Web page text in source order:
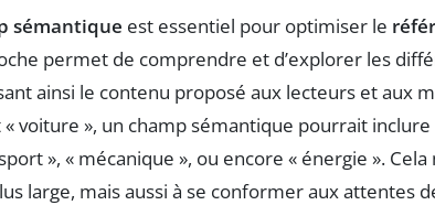
sémantique est essentiel pour optimiser le
permet de comprendre et d’explorer les
ainsi le contenu proposé aux lecteurs et aux
voiture », un champ sémantique pourrait
», « mécanique », ou encore « énergie ».
large, mais aussi à se conformer aux attentes